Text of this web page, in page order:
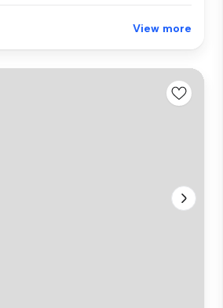
View more